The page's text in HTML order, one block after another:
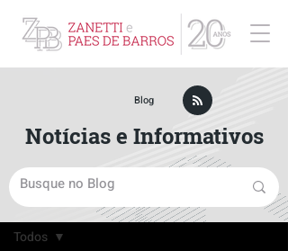
Post
Todos
Blog
Notícias e Informativos